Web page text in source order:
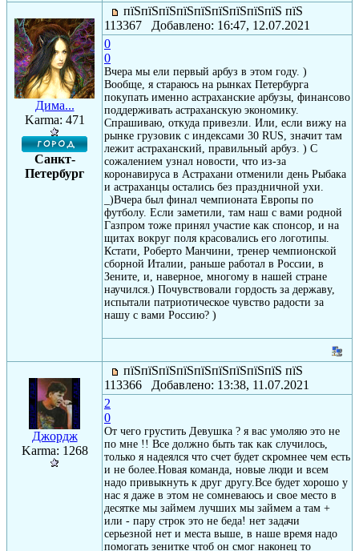
Дима...
Karma: 471
Санкт-
Петербург
пїЅпїЅпїЅпїЅпїЅпїЅпїЅпїЅпїЅ пїЅ
113367 Добавлено: 16:47, 12.07.2021
0
0
Вчера мы ели первый арбуз в этом году. )
Вообще, я стараюсь на рынках Петербурга
покупать именно астраханские арбузы, финансово
поддерживать астраханскую экономику.
Спрашиваю, откуда привезли. Или, если вижу на
рынке грузовик с индексами 30 RUS, значит там
лежит астраханский, правильный арбуз. ) С
сожалением узнал новости, что из-за
коронавируса в Астрахани отменили день Рыбака
и астраханцы остались без праздничной ухи.
_)Вчера был финал чемпионата Европы по
футболу. Если заметили, там наш с вами родной
Газпром тоже принял участие как спонсор, и на
щитах вокруг поля красовались его логотипы.
Кстати, Роберто Манчини, тренер чемпионской
сборной Италии, раньше работал в России, в
Зените, и, наверное, многому в нашей стране
научился.) Почувствовали гордость за державу,
испытали патриотическое чувство радости за
нашу с вами Россию? )
Джордж
Karma: 1268
пїЅпїЅпїЅпїЅпїЅпїЅпїЅпїЅпїЅ пїЅ
113366 Добавлено: 13:38, 11.07.2021
2
0
От чего грустить Девушка ? я вас умоляю это не
по мне !! Все должно быть так как случилось,
только я надеялся что счет будет скромнее чем есть
и не более.Новая команда, новые люди и всем
надо привыкнуть к друг другу.Все будет хорошо у
нас я даже в этом не сомневаюсь и свое место в
десятке мы займем лучших мы займем а там +
или - пару строк это не беда! нет задачи
серьезной нет и места выше, в наше время надо
помогать зенитке чтоб он смог наконец то